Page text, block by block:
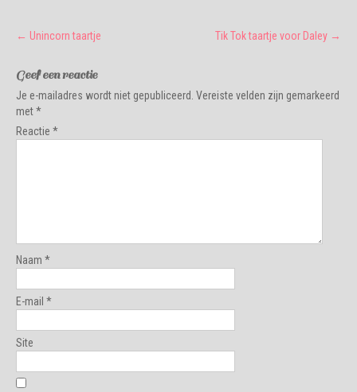
Post
navigation
← Unincorn taartje Tik Tok taartje voor Daley →
Geef een reactie
Je e-mailadres wordt niet gepubliceerd. Vereiste velden zijn gemarkeerd
met*
Reactie *
Naam *
E-mail *
Site